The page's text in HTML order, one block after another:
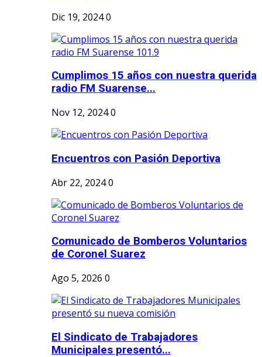
Dic 19, 20240
Cumplimos 15 años con nuestra querida
radio FM Suarense...
Nov 12, 20240
Encuentros con Pasión Deportiva
Abr 22, 20240
Comunicado de Bomberos Voluntarios
de Coronel Suarez
Ago 5, 2026 0
El Sindicato de Trabajadores
Municipales presentó...